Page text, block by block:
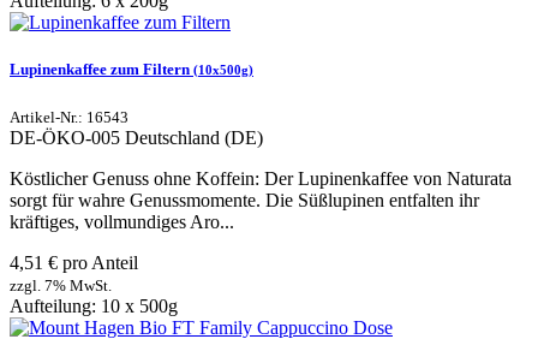
Lupinenkaffee zum Filtern (10x500g)
Artikel-Nr.: 16543
DE-ÖKO-005 Deutschland (DE)
Köstlicher Genuss ohne Koffein: Der Lupinenkaffee von Naturata
sorgt für wahre Genussmomente. Die Süßlupinen entfalten ihr
kräftiges, vollmundiges Aro...
4,51 € pro Anteil
zzgl. 7% MwSt.
Aufteilung: 10 x 500g